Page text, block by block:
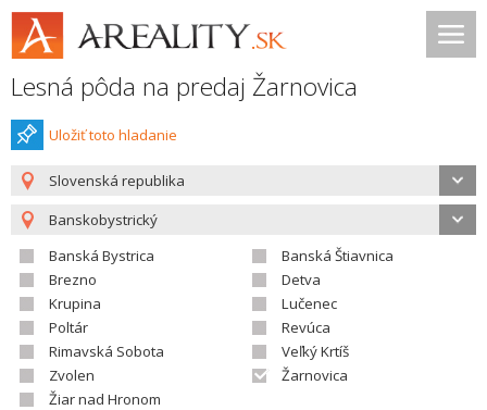
Lesná pôda na predaj Žarnovica
Uložiť toto hladanie
Slovenská republika
Banskobystrický
Banská Bystrica
Banská Štiavnica
Brezno
Detva
Krupina
Lučenec
Poltár
Revúca
Rimavská Sobota
Veľký Krtíš
Zvolen
Žarnovica
Žiar nad Hronom